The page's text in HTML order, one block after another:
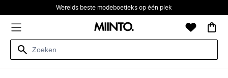
Werelds beste modeboetieks op één plek